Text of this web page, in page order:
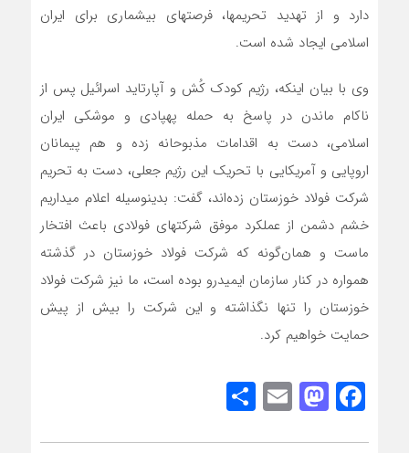
دارد و از تهدید تحریم­ها، فرصت­های بی­شماری برای ایران
اسلامی ایجاد شده است.
وی با بیان اینکه، رژیم کودک ­کُش و آپارتاید اسرائیل پس از
ناکام ماندن در پاسخ به حمله پهپادی و موشکی ایران
اسلامی، دست به اقدامات مذبوحانه زده و هم‌ پیمانان
اروپایی و آمریکایی با تحریک این رژیم جعلی، دست به تحریم
شرکت فولاد خوزستان زده‌اند، گفت: بدینوسیله اعلام می­داریم
خشم دشمن از عملکرد موفق شرکت­های فولادی باعث افتخار
ماست و همان‌گونه که شرکت فولاد خوزستان در گذشته
همواره در کنار سازمان ایمیدرو بوده است، ما نیز شرکت فولاد
خوزستان را تنها نگذاشته و این شرکت را بیش از پیش
حمایت خواهیم کرد.
Facebook
Mastodon
Email